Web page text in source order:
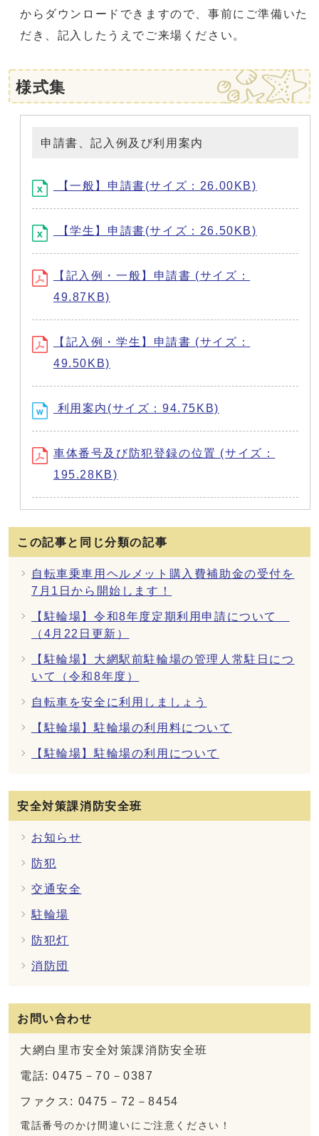
からダウンロードできますので、事前にご準備いた
だき、記入したうえでご来場ください。
様式集
申請書、記入例及び利用案内
【一般】申請書(サイズ：26.00KB)
【学生】申請書(サイズ：26.50KB)
【記入例・一般】申請書 (サイズ：
49.87KB)
【記入例・学生】申請書 (サイズ：
49.50KB)
利用案内(サイズ：94.75KB)
車体番号及び防犯登録の位置 (サイズ：
195.28KB)
この記事と同じ分類の記事
自転車乗車用ヘルメット購入費補助金の受付を
7月1日から開始します！
【駐輪場】令和8年度定期利用申請について
（4月22日更新）
【駐輪場】大網駅前駐輪場の管理人常駐日につ
いて（令和8年度）
自転車を安全に利用しましょう
【駐輪場】駐輪場の利用料について
【駐輪場】駐輪場の利用について
安全対策課消防安全班
お知らせ
防犯
交通安全
駐輪場
防犯灯
消防団
お問い合わせ
大網白里市安全対策課消防安全班
電話: 0475－70－0387
ファクス: 0475－72－8454
電話番号のかけ間違いにご注意ください！